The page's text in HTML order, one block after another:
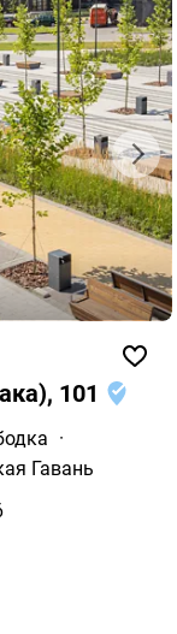
101
·
Гавань